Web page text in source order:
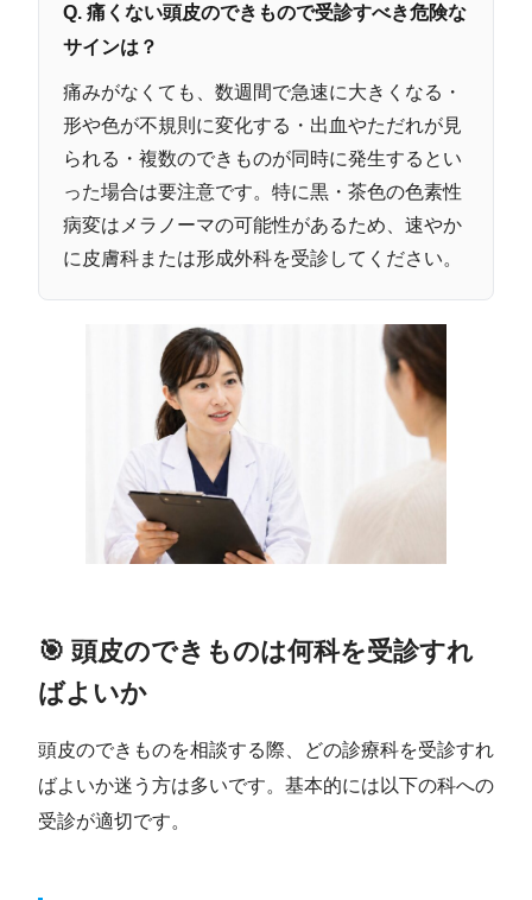
Q. 痛くない頭皮のできもので受診すべき危険な
サインは？
痛みがなくても、数週間で急速に大きくなる・
形や色が不規則に変化する・出血やただれが見
られる・複数のできものが同時に発生するとい
った場合は要注意です。特に黒・茶色の色素性
病変はメラノーマの可能性があるため、速やか
に皮膚科または形成外科を受診してください。
🎯 頭皮のできものは何科を受診すれ
ばよいか
頭皮のできものを相談する際、どの診療科を受診すれ
ばよいか迷う方は多いです。基本的には以下の科への
受診が適切です。